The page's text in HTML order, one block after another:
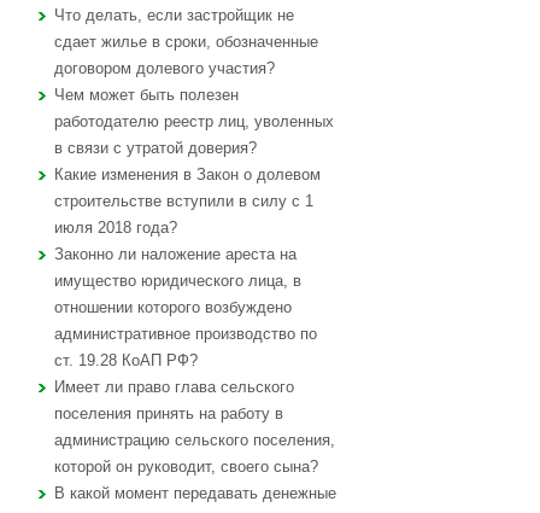
Что делать, если застройщик не
сдает жилье в сроки, обозначенные
договором долевого участия?
Чем может быть полезен
работодателю реестр лиц, уволенных
в связи с утратой доверия?
Какие изменения в Закон о долевом
строительстве вступили в силу с 1
июля 2018 года?
Законно ли наложение ареста на
имущество юридического лица, в
отношении которого возбуждено
административное производство по
ст. 19.28 КоАП РФ?
Имеет ли право глава сельского
поселения принять на работу в
администрацию сельского поселения,
которой он руководит, своего сына?
В какой момент передавать денежные